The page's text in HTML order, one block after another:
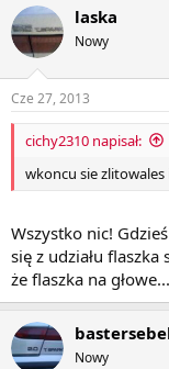
laska
Nowy
Cze 27, 2013
cichy2310 napisał:
wkoncu sie zlitowales
Wszystko nic!
się z udziału
że flaszka na głowe...
Nowy